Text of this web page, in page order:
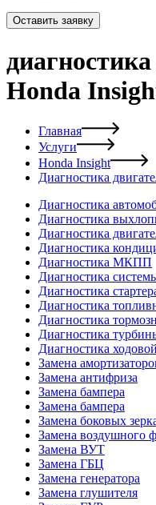
Оставить заявку
Honda
Главная
Услуги
Honda Insight
Диагностика
Диагностика
Диагностика
Диагностика
Диагностика
Диагностика МКПП
Диагностика
Диагностика
Диагностика
Диагностика
Диагностика
Диагностика ходовой
Замена
Замена антифриза
Замена бампера
Замена бампера
Замена боковых
Замена воздушного
Замена ВУТ
Замена ГБЦ
Замена генератора
Замена глушителя